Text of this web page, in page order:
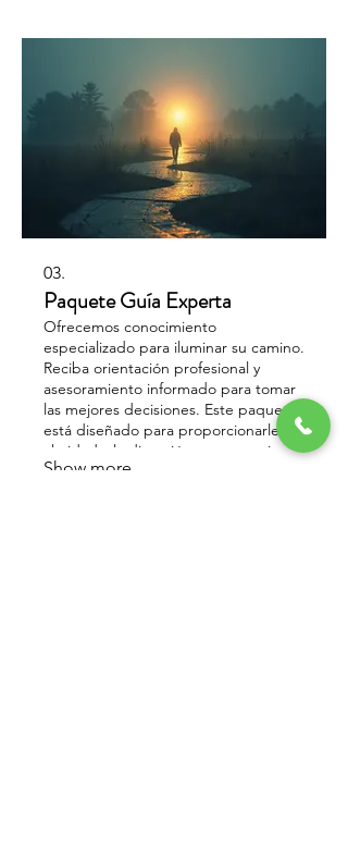
03.
Paquete Guía Experta
Ofrecemos conocimiento
especializado para iluminar su camino.
Reciba orientación profesional y
asesoramiento informado para tomar
las mejores decisiones. Este paquete
está diseñado para proporcionarle la
claridad y la dirección que necesita
para avanzar con confianza.
Show more